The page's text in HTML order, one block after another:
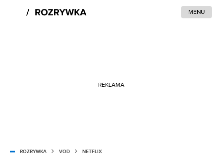
MENU
REKLAMA
ROZRYWKA VOD NETFLIX